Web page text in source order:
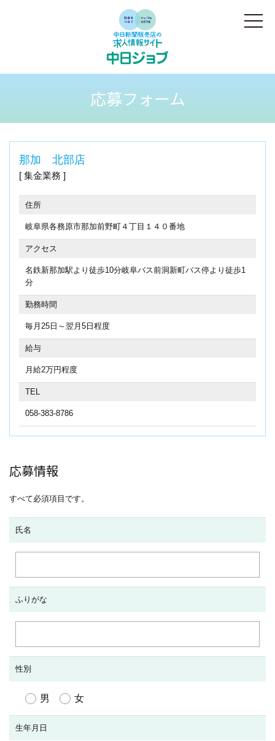
応募フォーム
那加 北部店
集金業務
住所
岐阜県各務原市那加前野町４丁目１４０番地
アクセス
名鉄新那加駅より徒歩10分岐阜バス前洞新町バス停より徒歩1
分
勤務時間
毎月25日～翌月5日程度
給与
月給2万円程度
TEL
058-383-8786
応募情報
すべて必須項目です。
氏名
ふりがな
性別
男 女
生年月日